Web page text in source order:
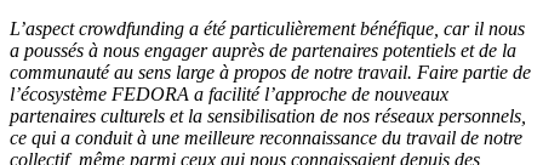
L’aspect crowdfunding a été particulièrement bénéfique, car il nous
a poussés à nous engager auprès de partenaires potentiels et de la
communauté au sens large à propos de notre travail. Faire partie de
l’écosystème FEDORA a facilité l’approche de nouveaux
partenaires culturels et la sensibilisation de nos réseaux personnels,
ce qui a conduit à une meilleure reconnaissance du travail de notre
collectif, même parmi ceux qui nous connaissaient depuis des